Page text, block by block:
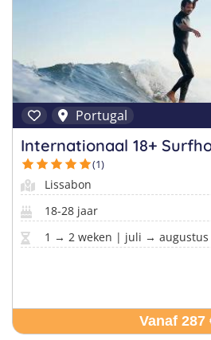
Portugal
Internationaal 18+
(1)
Lissabon
18-28 jaar
1 → 2 weken | juli → augustus
Vanaf 287